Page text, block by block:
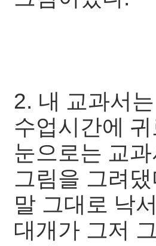
2. 내 교과서
수업시간에
눈으로는 교
그림을 그려댔
말 그대로 낙
대개가 그저